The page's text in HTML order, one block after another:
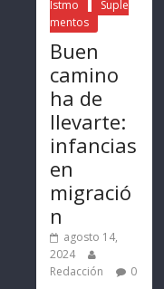
Istmo
Suple
mentos
Buen
camino
ha de
llevarte:
infancias
en
migració
n
agosto 14,
2024
Redacción
0